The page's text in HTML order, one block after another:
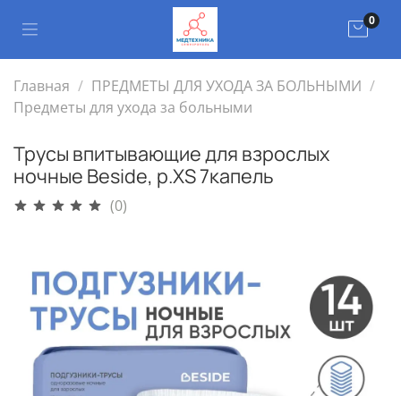
0
Главная
ПРЕДМЕТЫ ДЛЯ УХОДА ЗА БОЛЬНЫМИ
Предметы для ухода за больными
Трусы впитывающие для взрослых
ночные Beside, р.XS 7капель
(0)